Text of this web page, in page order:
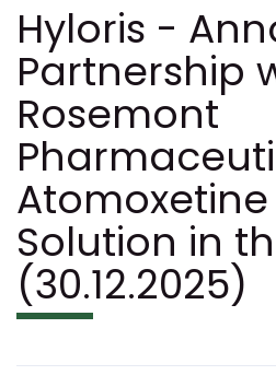
Hyloris -
Partnership
Rosemont
Solution in
(30.12.2025)